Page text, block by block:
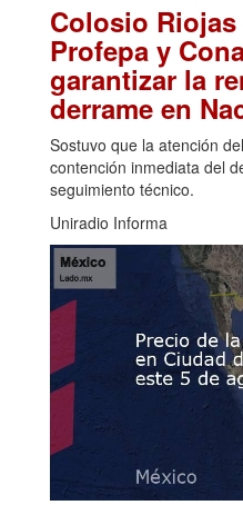
Colosio
Profepa y
garantizar la
derrame en
Sostuvo que la atención
contención inmediata del
seguimiento técnico.
Uniradio Informa